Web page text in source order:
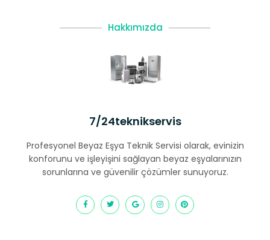
Hakkımızda
7/24teknikservis
Profesyonel Beyaz Eşya Teknik Servisi olarak, evinizin
konforunu ve işleyişini sağlayan beyaz eşyalarınızın
sorunlarına ve güvenilir çözümler sunuyoruz.